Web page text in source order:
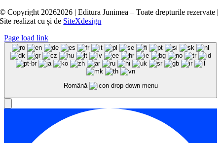
© Copyright 20262026 | Editura Junimea – Toate drepturile rezervate |
Site realizat cușide SiteXdesign
Page load link
Română